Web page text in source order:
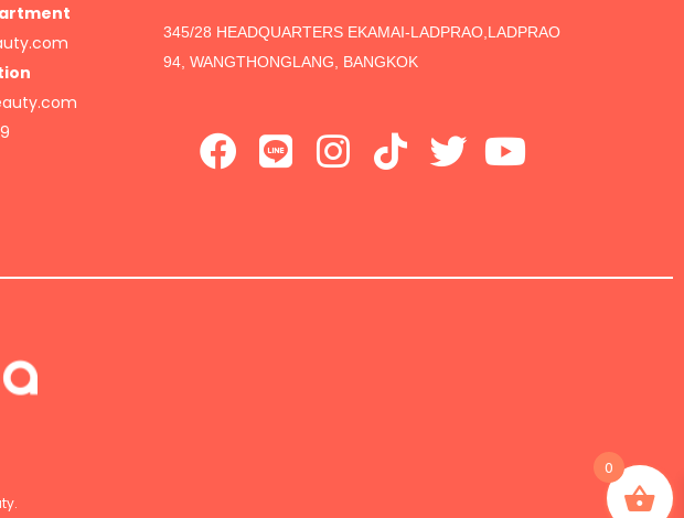
345/28 HEADQUARTERS EKAMAI-LADPRAO,LADPRAO
94, WANGTHONGLANG, BANGKOK
0